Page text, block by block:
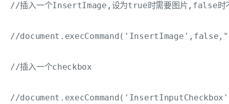
//插入一个InsertImage,设为true时需要图片,false时
//
//插入一个checkbox
//